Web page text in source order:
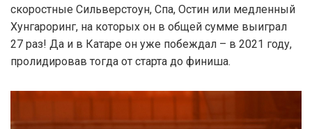
скоростные Сильверстоун, Спа, Остин или медленный
Хунгароринг, на которых он в общей сумме выиграл
27 раз! Да и в Катаре он уже побеждал – в 2021 году,
пролидировав тогда от старта до финиша.